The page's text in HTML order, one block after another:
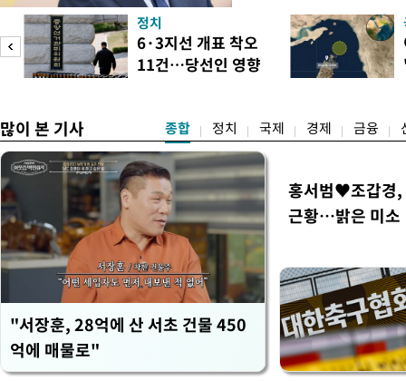
안'을 전면 재검토 할 것을
들과의 상황 점검 회의에서
지법안을 둘러싼 투자자들
았다. 이 자리에서 이 대통
정치
6·3지선 개표 착오
11건…당선인 영향
많이 본 기사 종합 정치 국제 경제 금융
"서장훈, 28억에 산 서초 건물 450
억에 매물로"
홍서범♥조갑경,
근황…밝은 미소